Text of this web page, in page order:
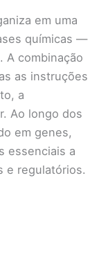
em uma
químicas —
A combinação
as instruções
a
Ao longo dos
em genes,
essenciais a
e regulatórios.